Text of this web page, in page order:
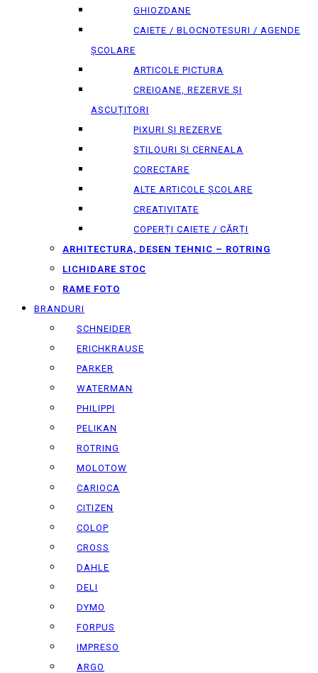
GHIOZDANE
CAIETE / BLOCNOTESURI / AGENDE
ȘCOLARE
ARTICOLE PICTURA
CREIOANE, REZERVE ȘI
ASCUȚITORI
PIXURI ȘI REZERVE
STILOURI ȘI CERNEALA
CORECTARE
ALTE ARTICOLE ȘCOLARE
CREATIVITATE
COPERȚI CAIETE / CĂRȚI
ARHITECTURA, DESEN TEHNIC – ROTRING
LICHIDARE STOC
RAME FOTO
BRANDURI
SCHNEIDER
ERICHKRAUSE
PARKER
WATERMAN
PHILIPPI
PELIKAN
ROTRING
MOLOTOW
CARIOCA
CITIZEN
COLOP
CROSS
DAHLE
DELI
DYMO
FORPUS
IMPRESO
ARGO